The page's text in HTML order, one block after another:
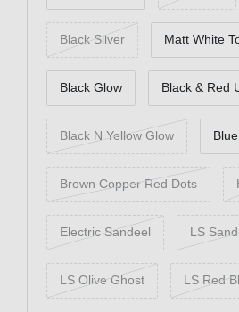
Black Silver Matt White
Black Glow Black & Red
Black N Yellow Glow
Brown Copper Red Dots
Electric Sandeel LS
LS Olive Ghost LS Red